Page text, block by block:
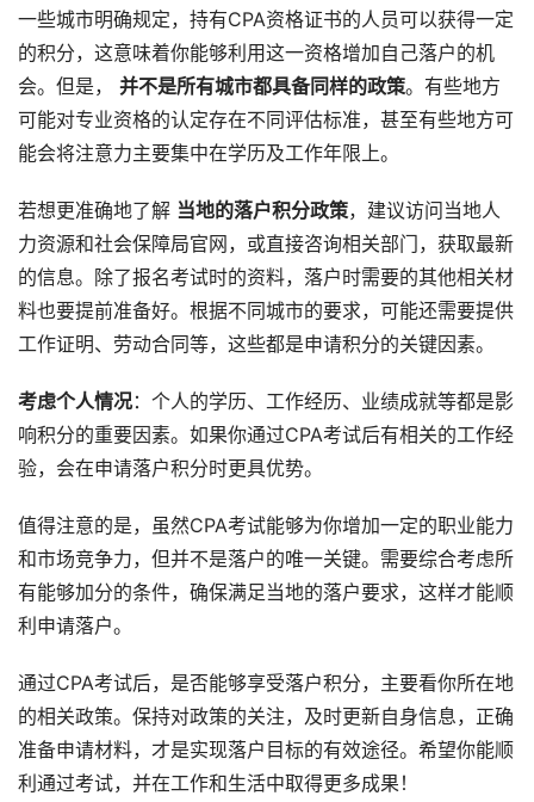
一些城市明确规定，持有CPA资格证书的人员可以获得一定
的积分，这意味着你能够利用这一资格增加自己落户的机
会。但是， 并不是所有城市都具备同样的政策。有些地方
可能对专业资格的认定存在不同评估标准，甚至有些地方可
能会将注意力主要集中在学历及工作年限上。
若想更准确地了解 当地的落户积分政策，建议访问当地人
力资源和社会保障局官网，或直接咨询相关部门，获取最新
的信息。除了报名考试时的资料，落户时需要的其他相关材
料也要提前准备好。根据不同城市的要求，可能还需要提供
工作证明、劳动合同等，这些都是申请积分的关键因素。
考虑个人情况：个人的学历、工作经历、业绩成就等都是影
响积分的重要因素。如果你通过CPA考试后有相关的工作经
验，会在申请落户积分时更具优势。
值得注意的是，虽然CPA考试能够为你增加一定的职业能力
和市场竞争力，但并不是落户的唯一关键。需要综合考虑所
有能够加分的条件，确保满足当地的落户要求，这样才能顺
利申请落户。
通过CPA考试后，是否能够享受落户积分，主要看你所在地
的相关政策。保持对政策的关注，及时更新自身信息，正确
准备申请材料，才是实现落户目标的有效途径。希望你能顺
利通过考试，并在工作和生活中取得更多成果！